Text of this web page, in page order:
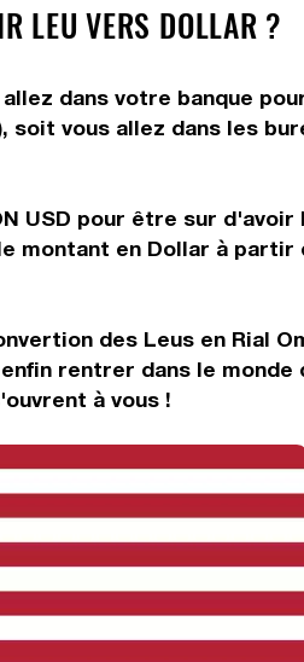
LEU VERS DOLLAR ?
dans votre banque
vous allez dans les
USD pour être sur
montant en Dollar à
des Leus en Rial
rentrer dans le
à vous !